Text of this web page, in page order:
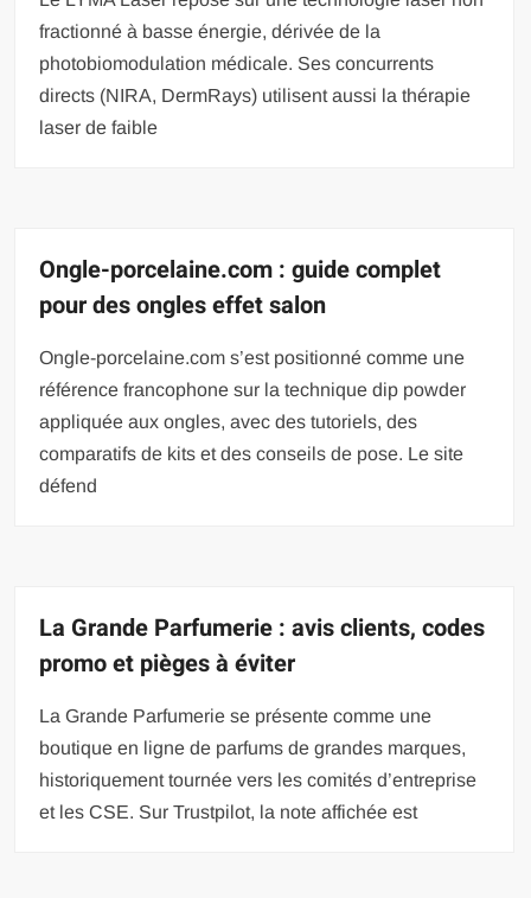
fractionné à basse énergie, dérivée de la
photobiomodulation médicale. Ses concurrents
directs (NIRA, DermRays) utilisent aussi la thérapie
laser de faible
Ongle-porcelaine.com : guide complet
pour des ongles effet salon
Ongle-porcelaine.com s’est positionné comme une
référence francophone sur la technique dip powder
appliquée aux ongles, avec des tutoriels, des
comparatifs de kits et des conseils de pose. Le site
défend
La Grande Parfumerie : avis clients, codes
promo et pièges à éviter
La Grande Parfumerie se présente comme une
boutique en ligne de parfums de grandes marques,
historiquement tournée vers les comités d’entreprise
et les CSE. Sur Trustpilot, la note affichée est